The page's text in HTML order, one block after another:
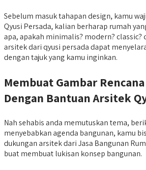
Sebelum masuk tahapan design, kamu
Qyusi Persada, kalian berharap rumah
apa, apakah minimalis? modern? classic?
arsitek dari qyusi persada dapat
dengan tajuk yang kamu inginkan.
Membuat Gambar
Dengan Bantuan Arsitek
Nah sehabis anda memutuskan tema,
menyebabkan agenda bangunan, kamu
dukungan arsitek dari Jasa Bangunan
buat membuat lukisan konsep bangunan.